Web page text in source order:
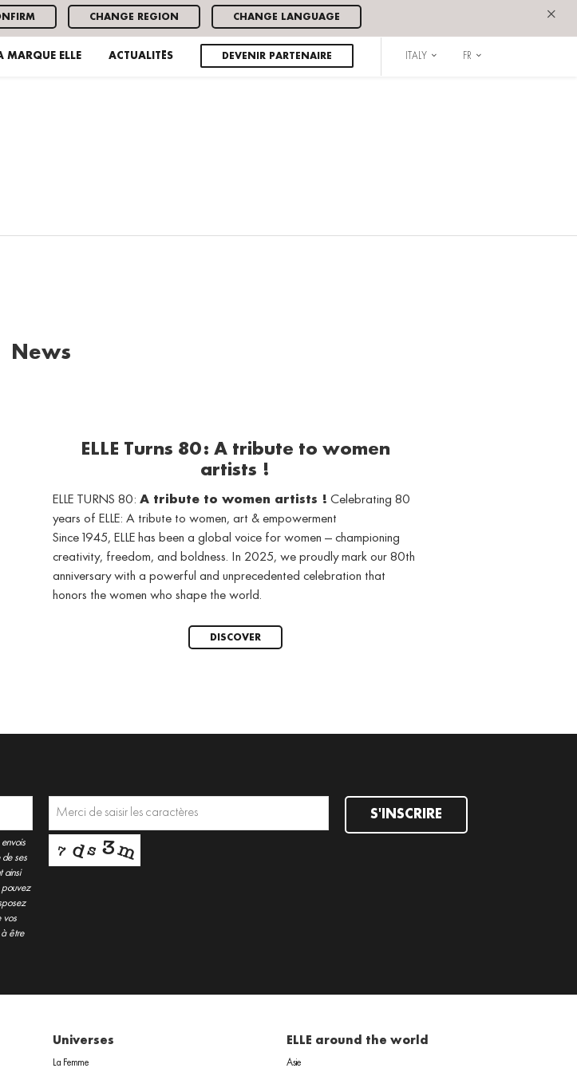
CHANGE REGION CHANGE LANGUAGE ×
MARQUE ELLE ACTUALITÉS DEVENIR PARTENAIRE ITALY FR
News
ELLE Turns 80: A tribute to women
artists !
ELLE TURNS 80: A tribute to women artists ! Celebrating 80
years of ELLE: A tribute to women, art & empowerment
Since 1945, ELLE has been a global voice for women — championing
creativity, freedom, and boldness. In 2025, we proudly mark our 80th
anniversary with a powerful and unprecedented celebration that
honors the women who shape the world.
DISCOVER
de ses
ainsi
pouvez
vos
à être
S'INSCRIRE
Universes
La Femme
ELLE around the world
Asie